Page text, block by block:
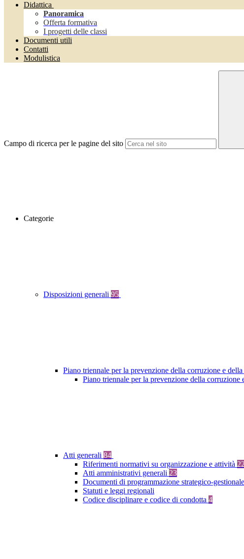
Didattica
Panoramica
Offerta formativa
I progetti delle classi
Documenti utili
Contatti
Modulistica
Campo di ricerca per le pagine del sito
Categorie
Disposizioni generali 95
Piano triennale per la prevenzione della corruzione e della
Piano triennale per la prevenzione della corruzione
Atti generali 84
Riferimenti normativi su organizzazione e attività 22
Atti amministrativi generali 23
Documenti di programmazione strategico-gestionale
Statuti e leggi regionali
Codice disciplinare e codice di condotta 4